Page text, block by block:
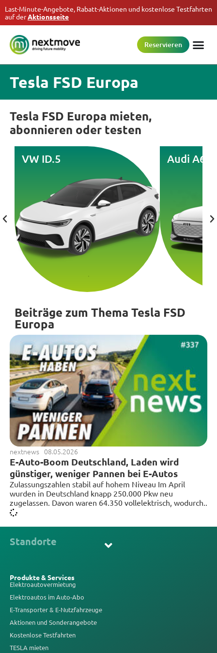
Last-Minute-Angebote, Rabatt-Aktionen und kostenlose Testfahrten
auf derAktionsseite
Reservieren
Tesla FSD Europa
Tesla FSD Europa mieten,
abonnieren oder testen
VW ID.5 Audi A6
Beiträge zum Thema Tesla FSD
Europa
nextnews 08.05.2026
E-Auto-Boom Deutschland, Laden wird
günstiger, weniger Pannen bei E-Autos
Zulassungszahlen stabil auf hohem Niveau Im April
wurden in Deutschland knapp 250.000 Pkw neu
zugelassen. Davon waren 64.350 vollelektrisch, wodurch..
Standorte
Produkte & Services
Elektroautovermietung
Elektroautos im Auto-Abo
E-Transporter & E-Nutzfahrzeuge
Aktionen und Sonderangebote
Kostenlose Testfahrten
TESLA mieten